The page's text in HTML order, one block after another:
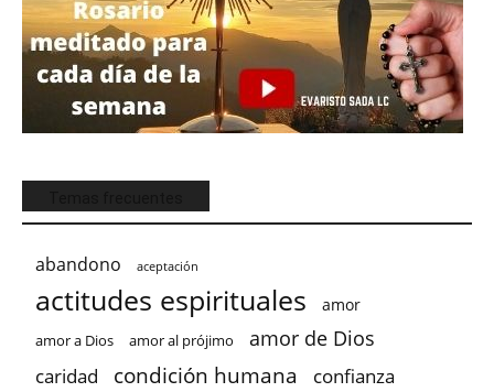
abandono aceptación
actitudes espirituales amor
amor a Dios amor al prójimo amor de Dios
caridad condición humana confianza